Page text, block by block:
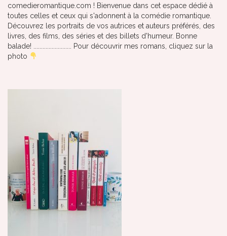
comedieromantique.com ! Bienvenue dans cet espace dédié à
toutes celles et ceux qui s'adonnent à la comédie romantique.
Découvrez les portraits de vos autrices et auteurs préférés, des
livres, des films, des séries et des billets d'humeur. Bonne
balade! ......................... Pour découvrir mes romans, cliquez sur la
photo